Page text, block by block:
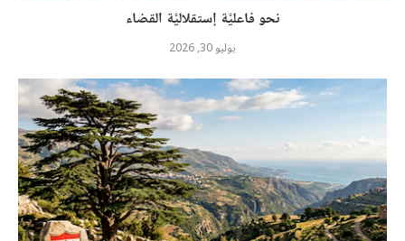
نحو فاعليَّة إستقلاليَّة القضاء
يوليو 30, 2026